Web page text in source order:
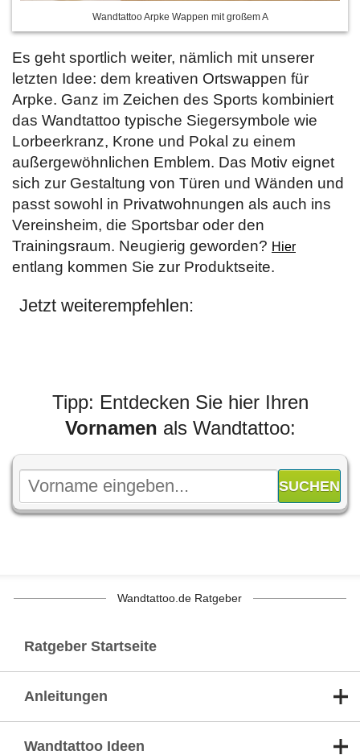
Wandtattoo Arpke Wappen mit großem A
Es geht sportlich weiter, nämlich mit unserer
letzten Idee: dem kreativen Ortswappen für
Arpke. Ganz im Zeichen des Sports kombiniert
das Wandtattoo typische Siegersymbole wie
Lorbeerkranz, Krone und Pokal zu einem
außergewöhnlichen Emblem. Das Motiv eignet
sich zur Gestaltung von Türen und Wänden und
passt sowohl in Privatwohnungen als auch ins
Vereinsheim, die Sportsbar oder den
Trainingsraum. Neugierig geworden? Hier
entlang kommen Sie zur Produktseite.
Jetzt weiterempfehlen:
Tipp: Entdecken Sie hier Ihren
Vornamen als Wandtattoo:
Wandtattoo.de Ratgeber
Ratgeber Startseite
Anleitungen
Wandtattoo Ideen